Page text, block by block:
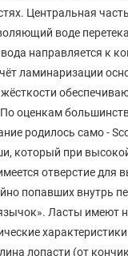
Центральная
воде
направляется к
ламинаризации
оценкам
родилось само -
который при
отверстие
попавших внутрь
Ласты имеют
лопасти (от